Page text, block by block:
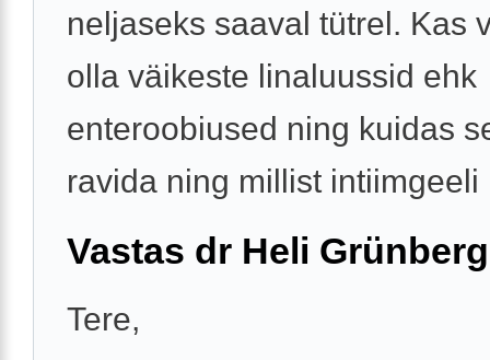
neljaseks saaval tütrel. Kas
olla väikeste linaluussid ehk
enteroobiused ning kuidas
ravida ning millist intiimgeeli
Vastas dr Heli Grünberg
Tere,